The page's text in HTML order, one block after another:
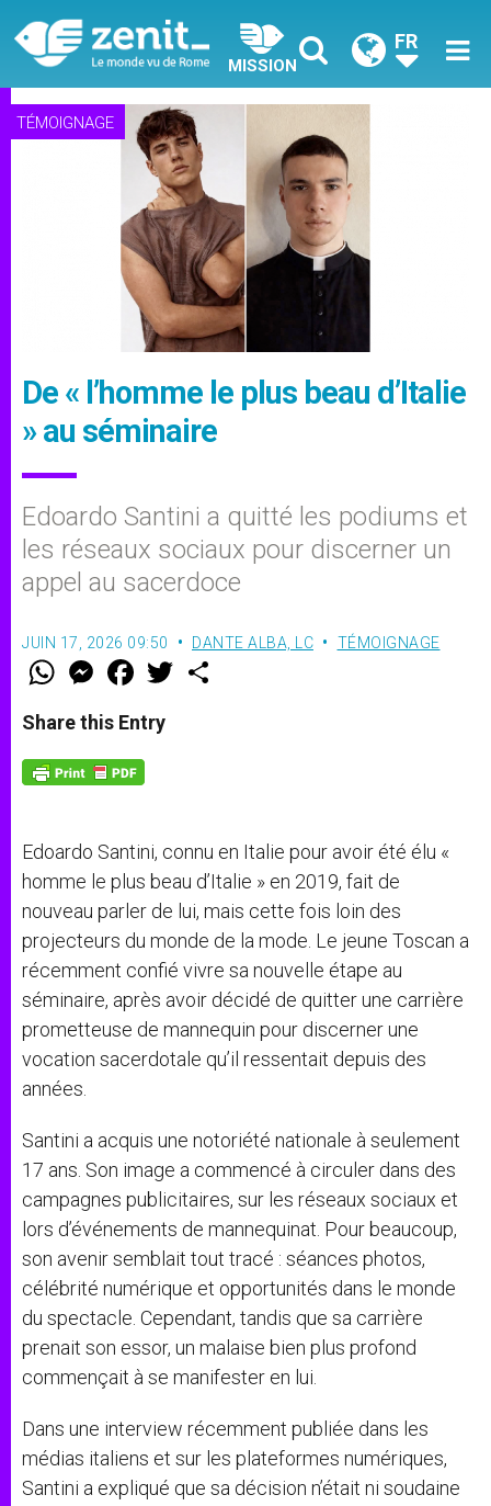
MISSION
FR
TÉMOIGNAGE
De « l’homme le plus beau d’Italie
» au séminaire
Edoardo Santini a quitté les podiums et
les réseaux sociaux pour discerner un
appel au sacerdoce
JUIN 17, 2026 09:50 DANTE ALBA, LC TÉMOIGNAGE
W
t
s
p
p
M
e
s
e
g
e
F
a
e
b
o
k
w
Share this Entry
Edoardo Santini, connu en Italie pour avoir été élu «
homme le plus beau d’Italie » en 2019, fait de
nouveau parler de lui, mais cette fois loin des
projecteurs du monde de la mode. Le jeune Toscan a
récemment confié vivre sa nouvelle étape au
séminaire, après avoir décidé de quitter une carrière
prometteuse de mannequin pour discerner une
vocation sacerdotale qu’il ressentait depuis des
années.
Santini a acquis une notoriété nationale à seulement
17 ans. Son image a commencé à circuler dans des
campagnes publicitaires, sur les réseaux sociaux et
lors d’événements de mannequinat. Pour beaucoup,
son avenir semblait tout tracé : séances photos,
célébrité numérique et opportunités dans le monde
du spectacle. Cependant, tandis que sa carrière
prenait son essor, un malaise bien plus profond
commençait à se manifester en lui.
Dans une interview récemment publiée dans les
médias italiens et sur les plateformes numériques,
Santini a expliqué que sa décision n’était ni soudaine